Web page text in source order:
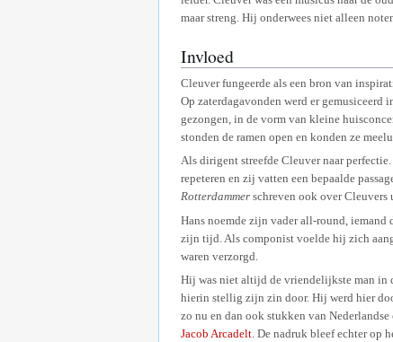
maar streng. Hij onderwees niet alleen
Invloed
Cleuver fungeerde als een bron van
Op zaterdagavonden werd er gemusiceerd
gezongen, in de vorm van kleine
stonden de ramen open en konden ze
Als dirigent streefde Cleuver naar
repeteren en zij vatten een bepaalde
Rotterdammer schreven ook over
Hans noemde zijn vader all-round, iemand
zijn tijd. Als componist voelde hij zich
waren verzorgd.
Hij was niet altijd de vriendelijkste man in
hierin stellig zijn zin door. Hij werd hier
zo nu en dan ook stukken van
Jacob Arcadelt. De nadruk bleef echter op